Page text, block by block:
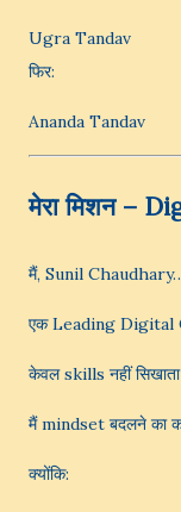
Ugra Tandav
फिर:
Ananda Tandav
मेरा मिशन –
मैं, Sunil
एक Leading Digital
केवल skills नहीं
मैं mindset बदलने का
क्योंकि: